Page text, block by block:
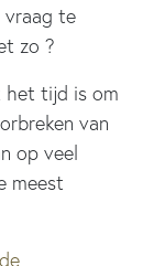
vraag te
zo ?
het tijd is om
van
op veel
meest